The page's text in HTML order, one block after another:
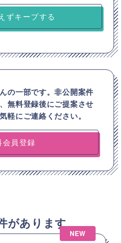
ずキープする
の一部です。非公開案件
無料登録後にご提案させ
軽にご連絡ください。
会員登録
があります
NEW